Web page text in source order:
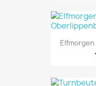
Elfmorgen